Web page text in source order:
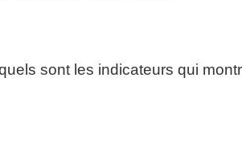
sont les indicateurs qui